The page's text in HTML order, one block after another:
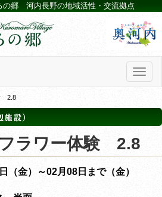
の郷 河内長野の地域活性・交流拠点
2.8
ラワー体験 2.8
（金）～02月08日まで（金）